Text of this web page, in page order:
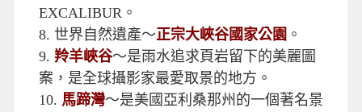
EXCALIBUR。
8. 世界自然遺產～正宗大峽谷國家公園 。
9. 羚羊峽谷～是雨水追求頁岩留下的美麗圖
案，是全球攝影家最愛取景的地方。
10. 馬蹄灣～是美國亞利桑那州的一個著名景